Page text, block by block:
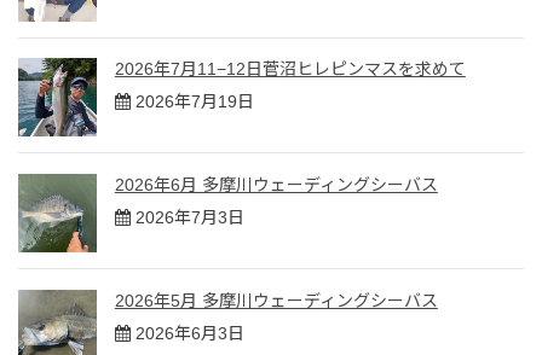
2026年7月11−12日菅沼ヒレピンマスを求めて
2026年7月19日
2026年6月 多摩川ウェーディングシーバス
2026年7月3日
2026年5月 多摩川ウェーディングシーバス
2026年6月3日